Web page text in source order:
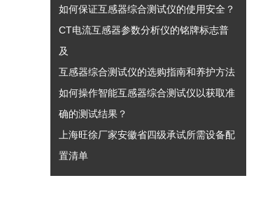
如何保证互感器综合测试仪的使用安全？
CT电流互感器参数分析仪的铭牌标志普
及
互感器综合测试仪的选购指南和养护方法
如何操作智能互感器综合测试仪以获取准
确的测试结果？
上海旺徐厂家安徽省四级承试所需设备配
置清单